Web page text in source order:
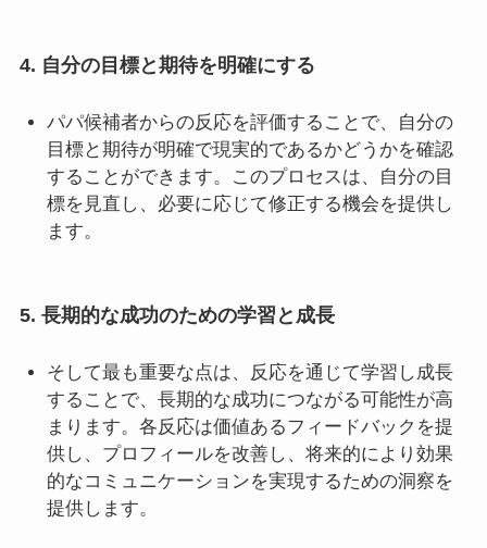
4. 自分の目標と期待を明確にする
パパ候補者からの反応を評価することで、自分の
目標と期待が明確で現実的であるかどうかを確認
することができます。このプロセスは、自分の目
標を見直し、必要に応じて修正する機会を提供し
ます。
5. 長期的な成功のための学習と成長
そして最も重要な点は、反応を通じて学習し成長
することで、長期的な成功につながる可能性が高
まります。各反応は価値あるフィードバックを提
供し、プロフィールを改善し、将来的により効果
的なコミュニケーションを実現するための洞察を
提供します。